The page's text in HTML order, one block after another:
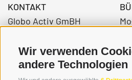
Wir verwenden
andere Technologien
KONTAKT
Globo Activ GmBH
39034 Toblach